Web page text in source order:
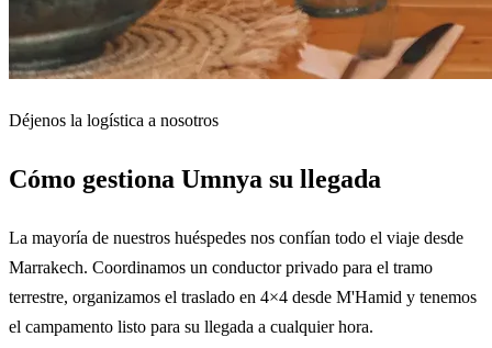
Déjenos la logística a nosotros
Cómo gestiona Umnya su llegada
La mayoría de nuestros huéspedes nos confían todo el viaje desde
Marrakech. Coordinamos un conductor privado para el tramo
terrestre, organizamos el traslado en 4×4 desde M'Hamid y tenemos
el campamento listo para su llegada a cualquier hora.